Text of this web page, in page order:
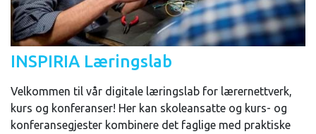
INSPIRIA Læringslab
Velkommen til vår digitale læringslab for lærernettverk,
kurs og konferanser! Her kan skoleansatte og kurs- og
konferansegjester kombinere det faglige med praktiske